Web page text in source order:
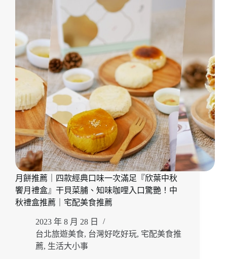
金
黃
內
餡
太
誘
人
「Monkey
Mars
火
星
猴
子」
中
秋
花
月
圓
蝴
月餅推薦｜四款經典口味一次滿足『欣葉中秋
饗月禮盒』干貝菜脯、知味咖哩入口驚艷！中
秋禮盒推薦｜宅配美食推薦
2023 年 8 月 28 日
台北旅遊美食, 台灣好吃好玩, 宅配美食推
薦, 生活大小事